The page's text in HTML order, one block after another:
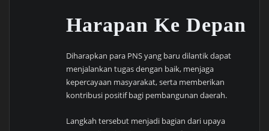
Harapan Ke Depan
Diharapkan para PNS yang baru dilantik dapat
menjalankan tugas dengan baik, menjaga
kepercayaan masyarakat, serta memberikan
kontribusi positif bagi pembangunan daerah.
Langkah tersebut menjadi bagian dari upaya